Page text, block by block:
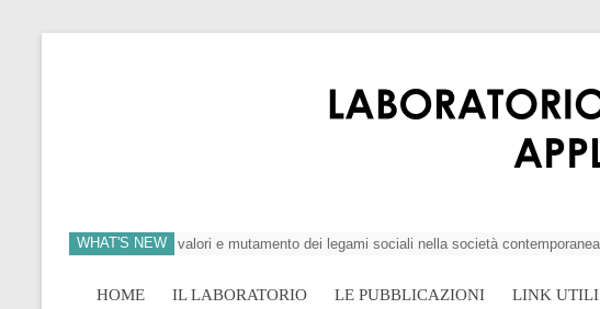
WHAT'S NEW
dell’individuo, crisi dei valori e mutamento dei legami sociali nella società contemporanea
HOME IL LABORATORIO LE PUBBLICAZIONI LINK UTILI